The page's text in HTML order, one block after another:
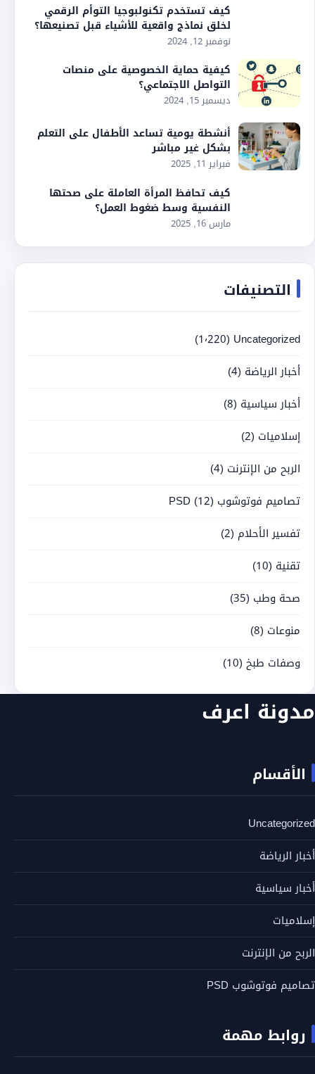
كيف تستخدم تكنولبوجيا التوأم الرقمي
لخلق نماذج واقعية للأشياء قبل تصنيعها؟
نوفمبر 12, 2024
كيفية حماية الخصوصية على منصات
التواصل الاجتماعي؟
ديسمبر 15, 2024
أنشطة يومية تساعد الأطفال على التعلم
بشكل غير مباشر
فبراير 11, 2025
كيف تحافظ المرأة العاملة على صحتها
النفسية وسط ضغوط العمل؟
مارس 16, 2025
التصنيفات
Uncategorized (1٬220)
أخبار الرياضة (4)
أخبار سياسية (8)
إسلاميات (2)
الربح من الإنترنت (4)
تصاميم فوتوشوب PSD (12)
تفسير الأحلام (2)
تقنية (10)
صحة وطب (35)
منوعات (8)
وصفات طبخ (10)
مدونة اعرف
الأقسام
Uncategorized
أخبار الرياضة
أخبار سياسية
إسلاميات
الربح من الإنترنت
تصاميم فوتوشوب PSD
روابط مهمة